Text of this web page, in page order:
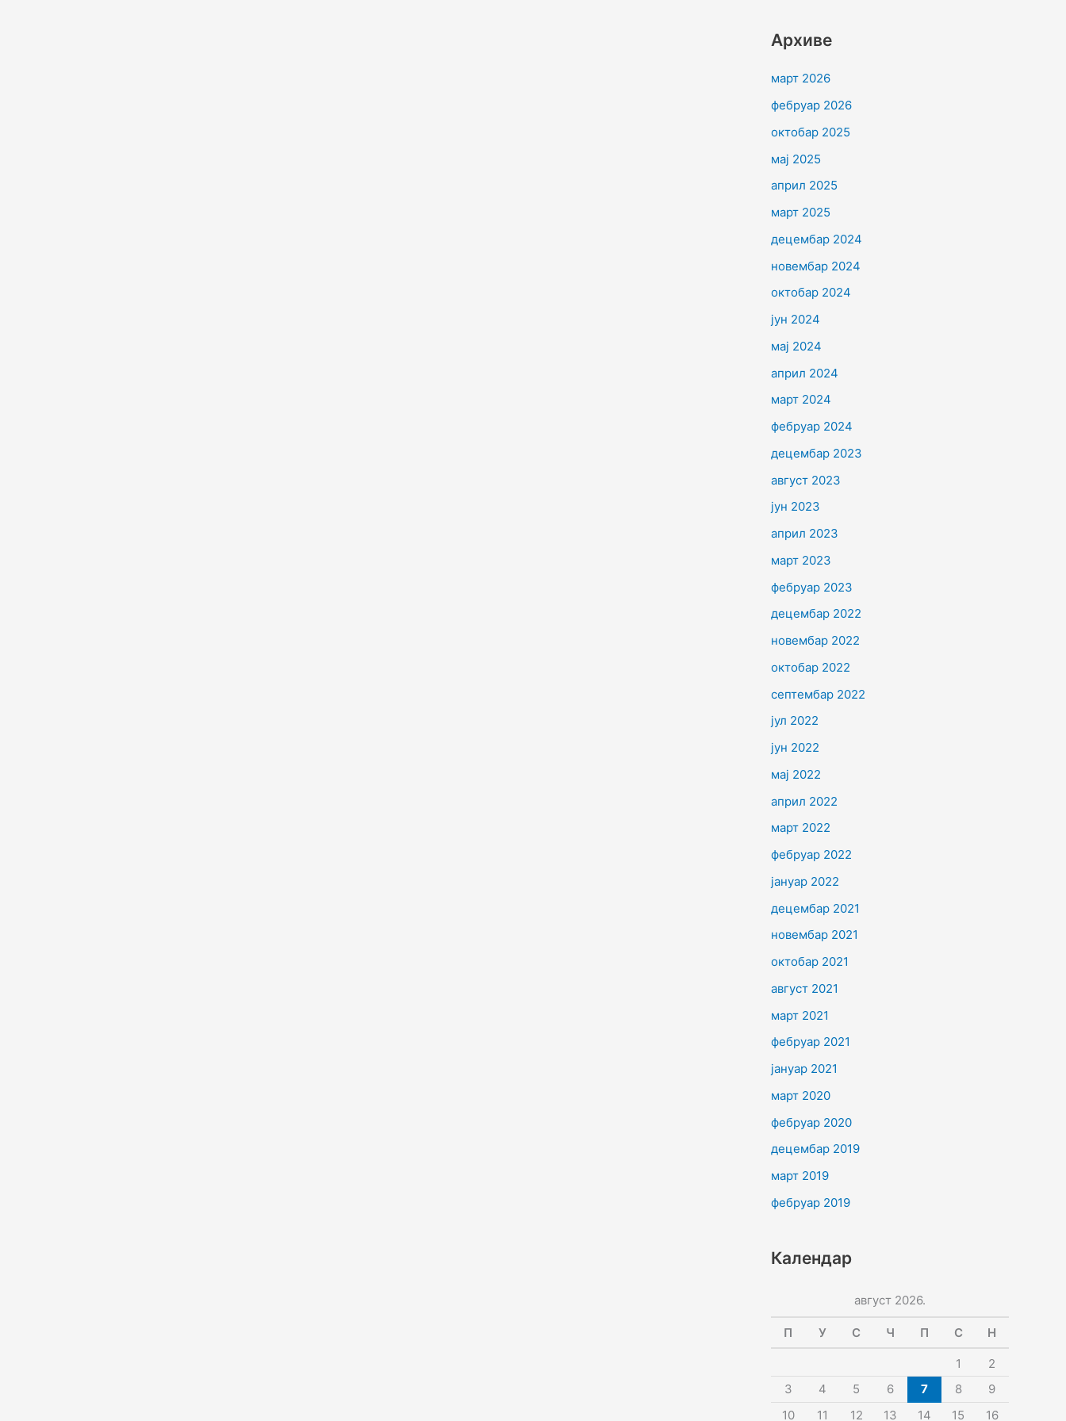
Архиве
март 2026
фебруар 2026
октобар 2025
мај 2025
април 2025
март 2025
децембар 2024
новембар 2024
октобар 2024
јун 2024
мај 2024
април 2024
март 2024
фебруар 2024
децембар 2023
август 2023
јун 2023
април 2023
март 2023
фебруар 2023
децембар 2022
новембар 2022
октобар 2022
септембар 2022
јул 2022
јун 2022
мај 2022
април 2022
март 2022
фебруар 2022
јануар 2022
децембар 2021
новембар 2021
октобар 2021
август 2021
март 2021
фебруар 2021
јануар 2021
март 2020
фебруар 2020
децембар 2019
март 2019
фебруар 2019
Календар
август 2026.
П У С Ч П С Н
1
2
3
4 5 6 7 8
9
10
11 12 13 14 15
16